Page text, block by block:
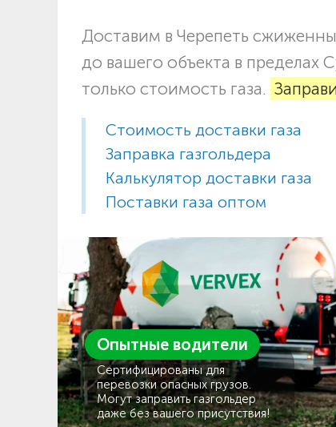
Доставим в Черепеть
до вашего объекта в пределах
только стоимость газа.
Стоимость доставки газа
Заправка газгольдера
Калькулятор доставки газа
Поставки газа оптом
Опытные водители
Сертифицированы для
перевозки опасных грузов.
Могут заправить газгольдер
даже без вашего присутствия!